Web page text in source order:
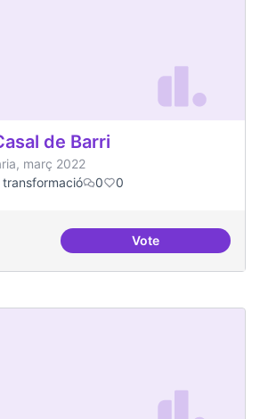
de Barri
març 2022
transformació
0 0
VoteRedefinició Casal